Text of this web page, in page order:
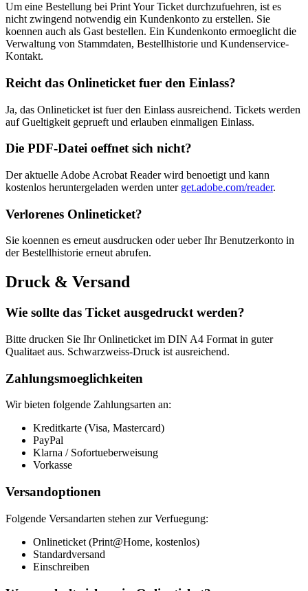
Um eine Bestellung bei Print Your Ticket durchzufuehren, ist es
nicht zwingend notwendig ein Kundenkonto zu erstellen. Sie
koennen auch als Gast bestellen. Ein Kundenkonto ermoeglicht die
Verwaltung von Stammdaten, Bestellhistorie und Kundenservice-
Kontakt.
Reicht das Onlineticket fuer den Einlass?
Ja, das Onlineticket ist fuer den Einlass ausreichend. Tickets werden
auf Gueltigkeit geprueft und erlauben einmaligen Einlass.
Die PDF-Datei oeffnet sich nicht?
Der aktuelle Adobe Acrobat Reader wird benoetigt und kann
kostenlos heruntergeladen werden unter get.adobe.com/reader.
Verlorenes Onlineticket?
Sie koennen es erneut ausdrucken oder ueber Ihr Benutzerkonto in
der Bestellhistorie erneut abrufen.
Druck & Versand
Wie sollte das Ticket ausgedruckt werden?
Bitte drucken Sie Ihr Onlineticket im DIN A4 Format in guter
Qualitaet aus. Schwarzweiss-Druck ist ausreichend.
Zahlungsmoeglichkeiten
Wir bieten folgende Zahlungsarten an:
Kreditkarte (Visa, Mastercard)
PayPal
Klarna / Sofortueberweisung
Vorkasse
Versandoptionen
Folgende Versandarten stehen zur Verfuegung:
Onlineticket (Print@Home, kostenlos)
Standardversand
Einschreiben